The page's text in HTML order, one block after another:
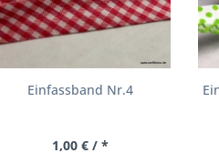
Einfassband Nr.4
1,00 € / *